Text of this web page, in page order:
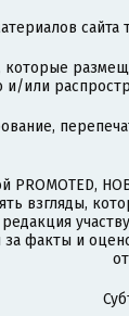
и/или
PROMOTED,
взгляды,
за факты и